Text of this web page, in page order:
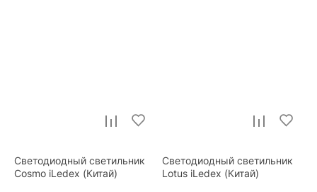
Светодиодный светильник
Cosmo iLedex (Китай)
Светодиодный светильник
Lotus iLedex (Китай)